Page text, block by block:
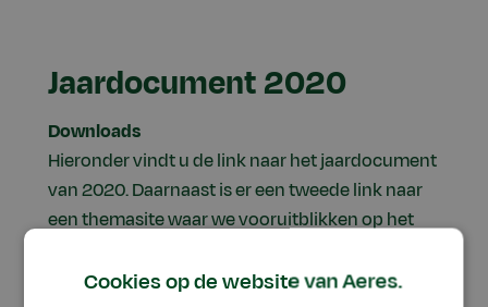
Jaardocument 2020
Downloads
Hieronder vindt u de link naar het jaardocument
van 2020.Daarnaast is er een tweede link naar
een themasite waar we vooruitblikken op het
te zijn in de omslag naar een duurzame en
Cookies op de website van Aeres.